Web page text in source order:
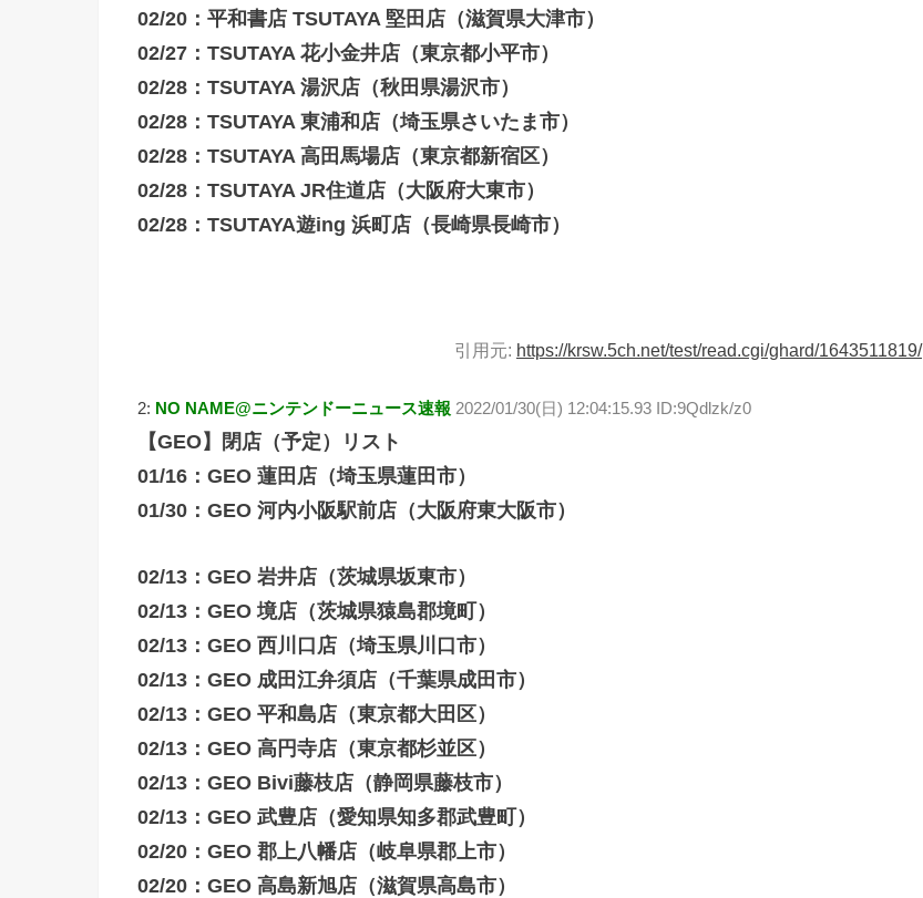
02/20：平和書店 TSUTAYA 堅田店（滋賀県大津市）
02/27：TSUTAYA 花小金井店（東京都小平市）
02/28：TSUTAYA 湯沢店（秋田県湯沢市）
02/28：TSUTAYA 東浦和店（埼玉県さいたま市）
02/28：TSUTAYA 高田馬場店（東京都新宿区）
02/28：TSUTAYA JR住道店（大阪府大東市）
02/28：TSUTAYA遊ing 浜町店（長崎県長崎市）
引用元: https://krsw.5ch.net/test/read.cgi/ghard/1643511819/
2: NO NAME@ニンテンドーニュース速報 2022/01/30(日) 12:04:15.93 ID:9Qdlzk/z0
【GEO】閉店（予定）リスト
01/16：GEO 蓮田店（埼玉県蓮田市）
01/30：GEO 河内小阪駅前店（大阪府東大阪市）
02/13：GEO 岩井店（茨城県坂東市）
02/13：GEO 境店（茨城県猿島郡境町）
02/13：GEO 西川口店（埼玉県川口市）
02/13：GEO 成田江弁須店（千葉県成田市）
02/13：GEO 平和島店（東京都大田区）
02/13：GEO 高円寺店（東京都杉並区）
02/13：GEO Bivi藤枝店（静岡県藤枝市）
02/13：GEO 武豊店（愛知県知多郡武豊町）
02/20：GEO 郡上八幡店（岐阜県郡上市）
02/20：GEO 高島新旭店（滋賀県高島市）